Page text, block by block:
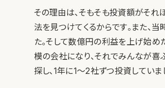
その理由は、そもそも投資額がそれ
法を見つけてくるからです。また、
た。そして数億円の利益を上げ始
模の会社になり、それでみんなが喜
探し、1年に1〜2社ずつ投資していま